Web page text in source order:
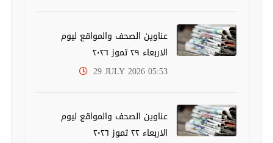
عناوين الصحف والمواقع ليوم
الاربعاء ٢٩ تموز ٢٠٢٦
29 JULY 2026 05:53
عناوين الصحف والمواقع ليوم
الاربعاء ٢٢ تموز ٢٠٢٦